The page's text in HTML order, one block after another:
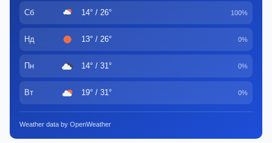
Сб 14° / 26° 100%
Нд 13° / 26° 0%
Пн 14° / 31° 0%
Вт 19° / 31° 0%
Weather data by OpenWeather